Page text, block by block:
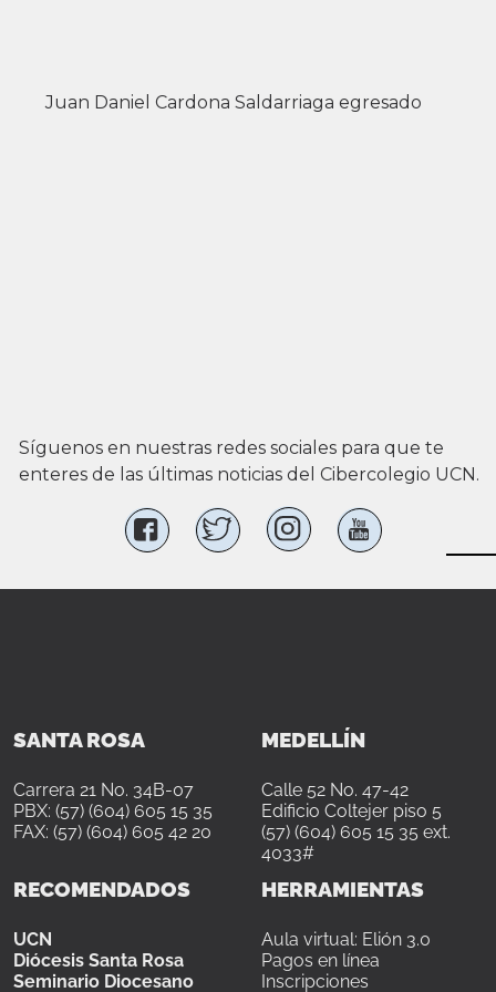
Juan Daniel Cardona Saldarriaga egresado
Síguenos en nuestras redes sociales para que te
enteres de las últimas noticias del Cibercolegio UCN.
SANTA ROSA
Carrera 21 No. 34B-07
PBX: (57) (604) 605 15 35
FAX: (57) (604) 605 42 20
MEDELLÍN
Calle 52 No. 47-42
Edificio Coltejer piso 5
(57) (604) 605 15 35 ext.
4033#
RECOMENDADOS
UCN
Diócesis Santa Rosa
Seminario Diocesano
HERRAMIENTAS
Aula virtual: Elión 3.0
Pagos en línea
Inscripciones